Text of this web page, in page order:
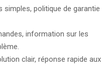
simples, politique de garantie
information sur les
clair, réponse rapide aux